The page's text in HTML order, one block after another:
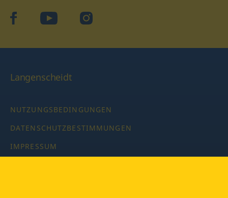
facebookYouTube Instagram
Langenscheidt
NUTZUNGSBEDINGUNGEN
DATENSCHUTZBESTIMMUNGEN
IMPRESSUM